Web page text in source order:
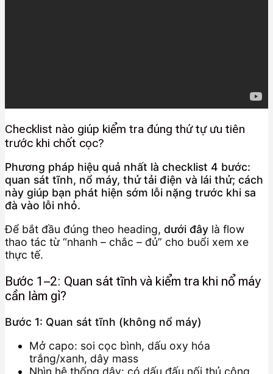
Checklist nào giúp kiểm tra đúng thứ tự ưu tiên
trước khi chốt cọc?
Phương pháp hiệu quả nhất là checklist 4 bước:
quan sát tĩnh, nổ máy, thử tải điện và lái thử; cách
này giúp bạn phát hiện sớm lỗi nặng trước khi sa
đà vào lỗi nhỏ.
Để bắt đầu đúng theo heading, dưới đây là flow
thao tác từ “nhanh – chắc – đủ” cho buổi xem xe
thực tế.
Bước 1–2: Quan sát tĩnh và kiểm tra khi nổ máy
cần làm gì?
Bước 1: Quan sát tĩnh (không nổ máy)
Mở capo: soi cọc bình, dấu oxy hóa
trắng/xanh, dây mass
Nhìn hệ thống dây: có dấu đấu nối thủ công,